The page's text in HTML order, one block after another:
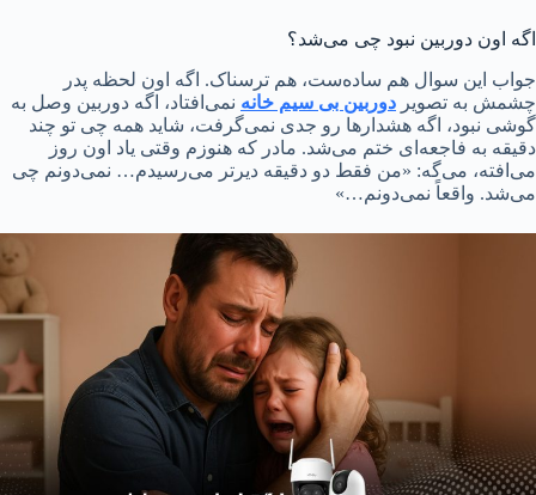
اگه اون دوربین نبود چی می‌شد؟
جواب این سوال هم ساده‌ست، هم ترسناک. اگه اون لحظه پدر
چشمش به تصویر دوربین بی سیم خانه نمی‌افتاد، اگه دوربین وصل به
گوشی نبود، اگه هشدارها رو جدی نمی‌گرفت، شاید همه چی تو چند
دقیقه به فاجعه‌ای ختم می‌شد. مادر که هنوزم وقتی یاد اون روز
می‌افته، می‌گه: «من فقط دو دقیقه دیرتر می‌رسیدم… نمی‌دونم چی
می‌شد. واقعاً نمی‌دونم…»